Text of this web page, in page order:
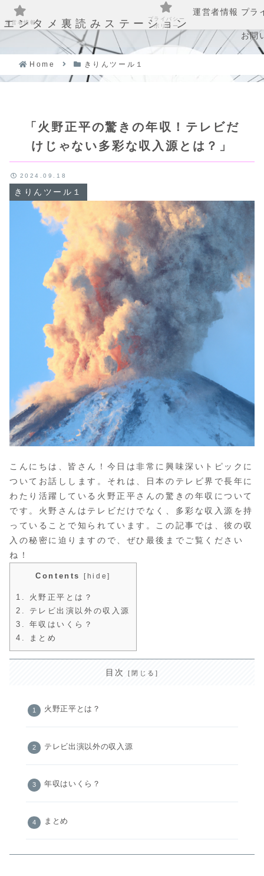
エンタメ裏読みステーション
運営者情報 プラ
お問
Home きりんツール１
「火野正平の驚きの年収！テレビだ
けじゃない多彩な収入源とは？」
きりんツール１
2024.09.18
こんにちは、皆さん！今日は非常に興味深いトピックに
ついてお話しします。それは、日本のテレビ界で長年に
わたり活躍している火野正平さんの驚きの年収について
です。火野さんはテレビだけでなく、多彩な収入源を持
っていることで知られています。この記事では、彼の収
入の秘密に迫りますので、ぜひ最後までご覧ください
ね！
Contents [ hide]
1.
火野正平とは？
2.
テレビ出演以外の収入源
3.
年収はいくら？
4.
まとめ
目次
火野正平とは？
テレビ出演以外の収入源
年収はいくら？
まとめ
運営者情報
プライバシー
ポリシー